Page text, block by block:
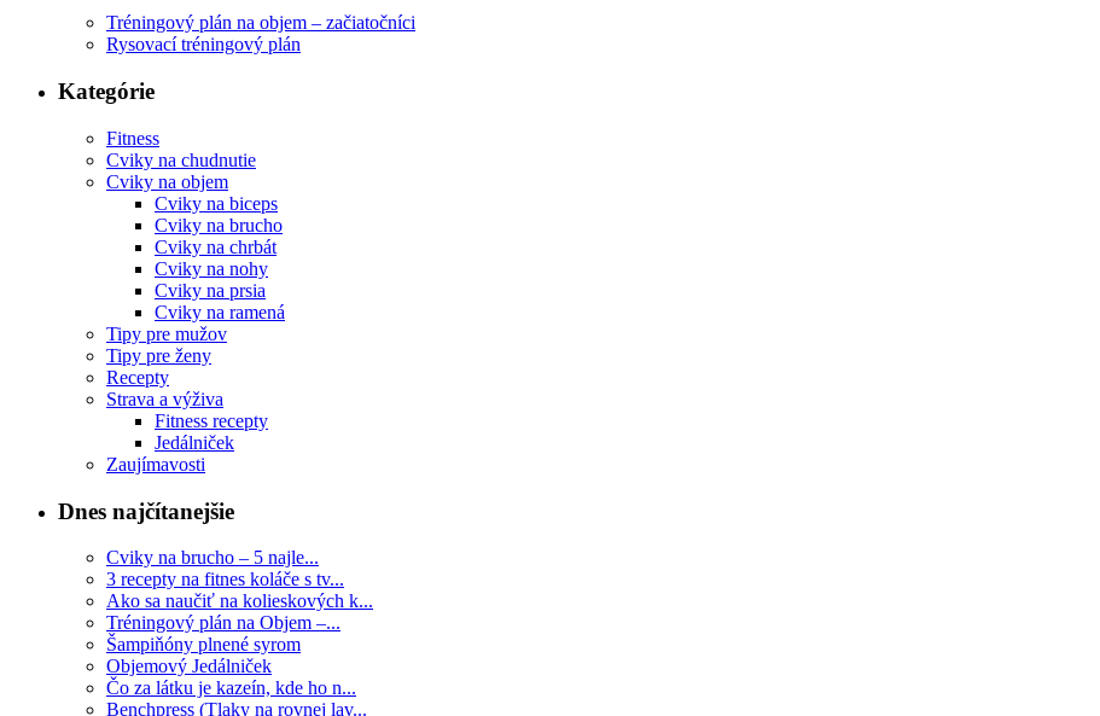
Tréningový plán na objem – začiatočníci
Rysovací tréningový plán
Kategórie
Fitness
Cviky na chudnutie
Cviky na objem
Cviky na biceps
Cviky na brucho
Cviky na chrbát
Cviky na nohy
Cviky na prsia
Cviky na ramená
Tipy pre mužov
Tipy pre ženy
Recepty
Strava a výživa
Fitness recepty
Jedálniček
Zaujímavosti
Dnes najčítanejšie
Cviky na brucho – 5 najle...
3 recepty na fitnes koláče s tv...
Ako sa naučiť na kolieskových k...
Tréningový plán na Objem –...
Šampiňóny plnené syrom
Objemový Jedálniček
Čo za látku je kazeín, kde ho n...
Benchpress (Tlaky na rovnej lav...